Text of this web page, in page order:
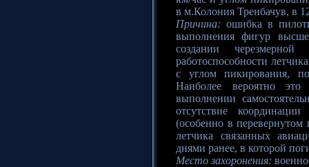
в м.Колония Тренбачув, в
Причина: ошибка в
выполнения фигур
создании
работоспособности
с углом пикирования,
Наиболее вероятно
выполнении
отсутствие
(особенно в
летчика связанных
днями ранее, в которой
Место захоронения: